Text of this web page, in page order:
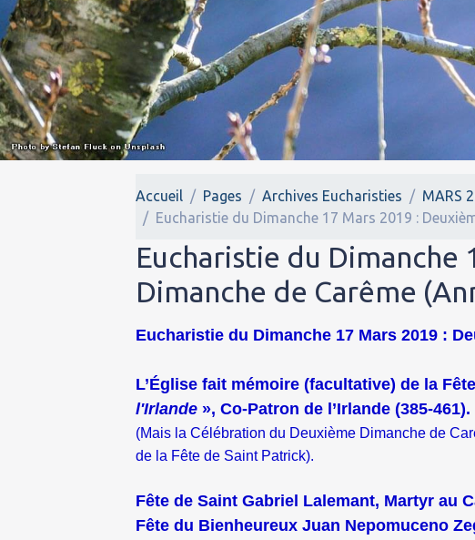
Accueil Pages Archives Eucharisties
MARS
Eucharistie du Dimanche 17 Mars 2019 :
Eucharistie du Dimanche
Dimanche de Carême
Eucharistie du Dimanche 17 Mars 2019 :
L’Église fait mémoire (facultative) de la
l'Irlande », Co-Patron de l’Irlande (385-461).
(Mais la Célébration du Deuxième Dimanche de
de la Fête de Saint Patrick).
Fête de Saint Gabriel Lalemant, Martyr au
Fête du Bienheureux Juan Nepomuceno